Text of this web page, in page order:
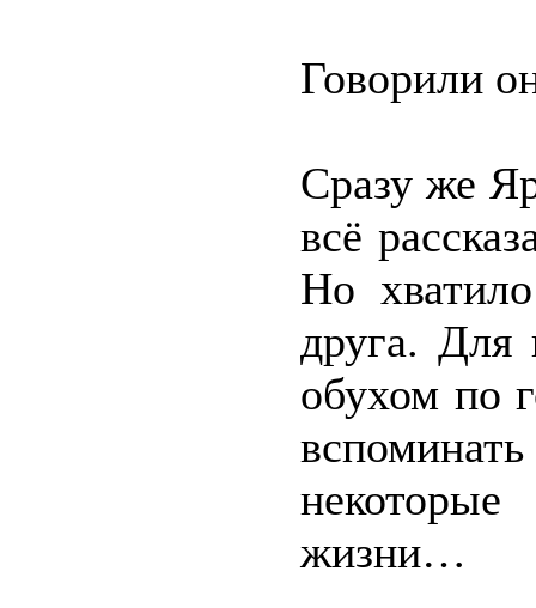
Говорили
Сразу же
всё
Но
друга. Для
обухом по
жизни…